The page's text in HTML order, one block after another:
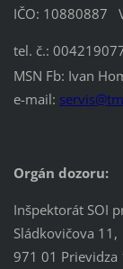
IČO: 10880887
tel. č.:
MSN Fb: Ivan
e-mail:
Orgán dozoru:
Inšpektorát SOI
Sládkovičova 11,
971 01 Prievidza